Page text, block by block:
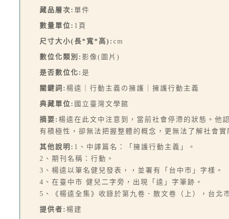
藏品層次: 單件
數量單位: 1頁
尺寸大小(長*寬*高): cm
數位化類別: 影像(圖片)
是否數位化: 是
關鍵詞: 楊逵｜行動主義の擁護｜擁護行動主義
典藏單位: 國立臺灣文學館
摘要: 楊逵在此文中注意到，當前社會停滯的狀態。他
有積極性，卻無法把握整體的概念，更無法了解社會
其他說明: 1、中譯篇名：「擁護行動主義」。
2、期刊名稱：行動。
3、楊逵以筆名健兒發表，，並署有「台中市」字樣。
4、在臺中市 健兒二字旁，出現「逵」字筆跡。
5、《楊逵全集》收錄於第九卷．散文卷（上），台北
提供者: 楊建